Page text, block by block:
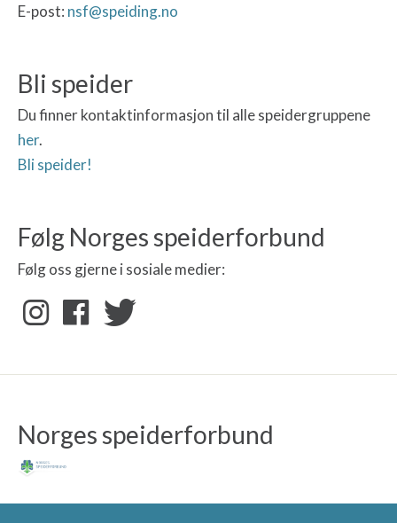
E-post: nsf@speiding.no
Bli speider
Du finner kontaktinformasjon til alle speidergruppene
her.
Bli speider!
Følg Norges speiderforbund
Følg oss gjerne i sosiale medier:
Norges speiderforbund